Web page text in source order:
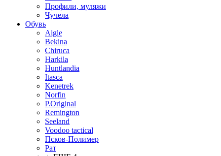
Профили, муляжи
Чучела
Обувь
Aigle
Bekina
Chiruсa
Harkila
Huntlandia
Itasca
Kenetrek
Norfin
P.Original
Remington
Seeland
Voodoo tactical
Псков-Полимер
Рат